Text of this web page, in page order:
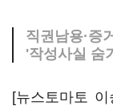
직권남용·증
'작성사실 숨
[뉴스토마토